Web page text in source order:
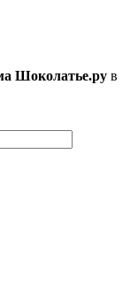
Шоколатье.ру в